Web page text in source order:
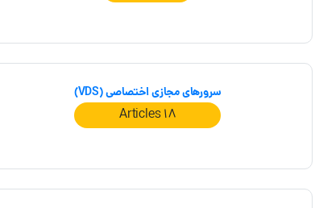
سرورهای مجازی اختصاصی (VDS)
18 Articles